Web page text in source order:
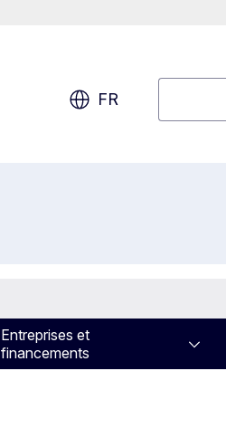
FR
Entreprises et
financements